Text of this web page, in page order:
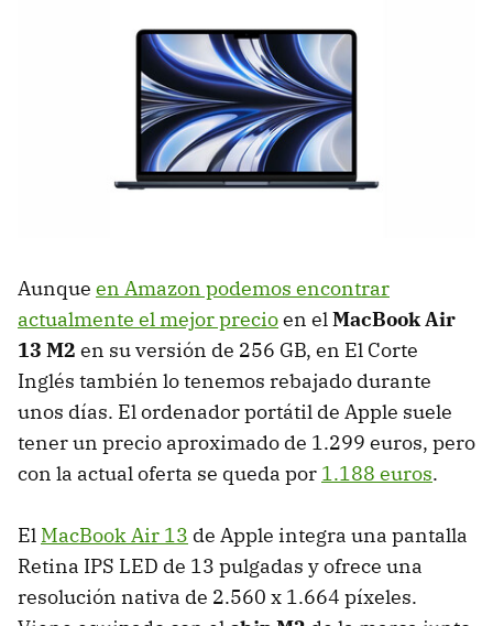
Aunque en Amazon podemos encontrar
actualmente el mejor precioen elMacBook Air
13 M2 en su versión de 256 GB, en El Corte
Inglés también lo tenemos rebajado durante
unos días. El ordenador portátil de Apple suele
tener un precio aproximado de 1.299 euros, pero
con la actual oferta se queda por 1.188 euros.
El MacBook Air 13 de Apple integra una pantalla
Retina IPS LED de 13 pulgadas y ofrece una
resolución nativa de 2.560 x 1.664 píxeles.